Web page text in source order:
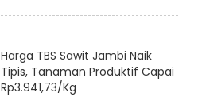
Harga TBS Sawit Jambi Naik
Tipis, Tanaman Produktif Capai
Rp3.941,73/Kg